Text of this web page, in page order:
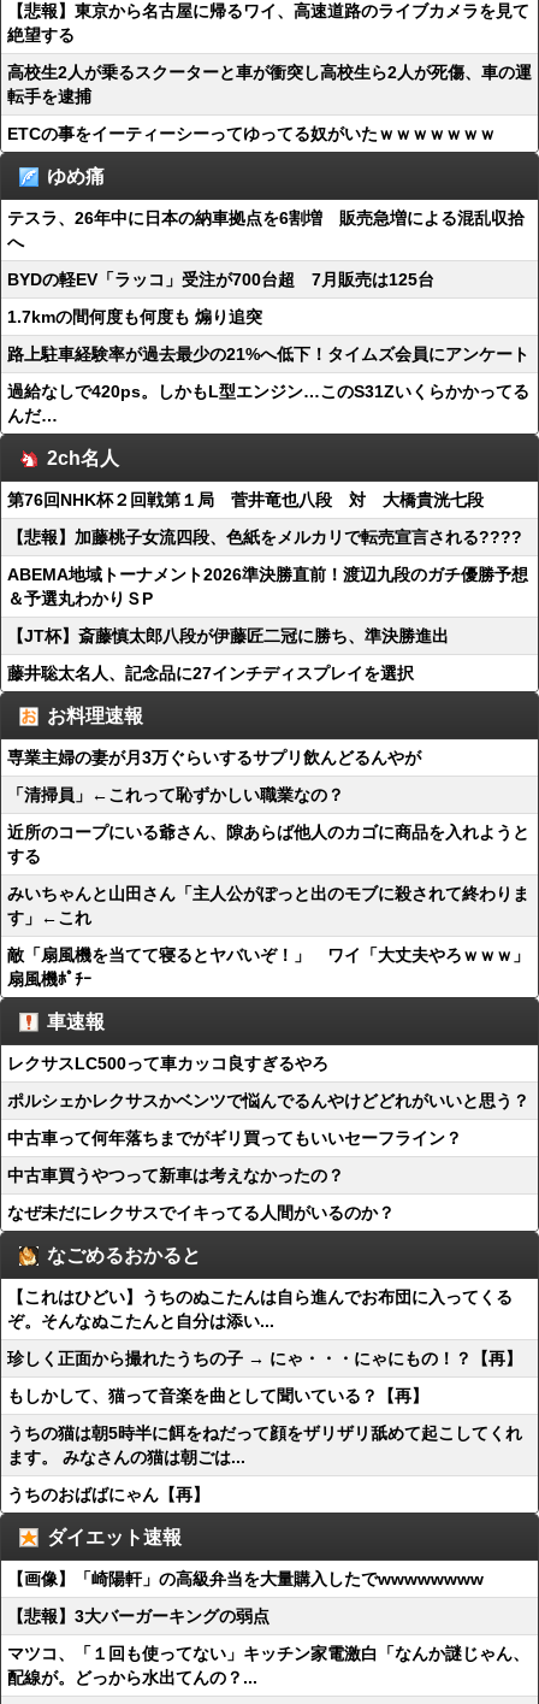
【悲報】東京から名古屋に帰るワイ、高速道路のライブカメラを見て
絶望する
高校生2人が乗るスクーターと車が衝突し高校生ら2人が死傷、車の運
転手を逮捕
ETCの事をイーティーシーってゆってる奴がいたｗｗｗｗｗｗｗ
ゆめ痛
テスラ、26年中に日本の納車拠点を6割増 販売急増による混乱収拾
へ
BYDの軽EV「ラッコ」受注が700台超 7月販売は125台
1.7kmの間何度も何度も 煽り追突
路上駐車経験率が過去最少の21%へ低下！タイムズ会員にアンケート
過給なしで420ps。しかもL型エンジン…このS31Zいくらかかってる
んだ…
2ch名人
第76回NHK杯２回戦第１局 菅井竜也八段 対 大橋貴洸七段
【悲報】加藤桃子女流四段、色紙をメルカリで転売宣言される????
ABEMA地域トーナメント2026準決勝直前！渡辺九段のガチ優勝予想
＆予選丸わかりＳP
【JT杯】斎藤慎太郎八段が伊藤匠二冠に勝ち、準決勝進出
藤井聡太名人、記念品に27インチディスプレイを選択
お料理速報
専業主婦の妻が月3万ぐらいするサプリ飲んどるんやが
「清掃員」←これって恥ずかしい職業なの？
近所のコープにいる爺さん、隙あらば他人のカゴに商品を入れようと
する
みいちゃんと山田さん「主人公がぽっと出のモブに殺されて終わりま
す」←これ
敵「扇風機を当てて寝るとヤバいぞ！」 ワイ「大丈夫やろｗｗｗ」
扇風機ﾎﾟﾁｰ
車速報
レクサスLC500って車カッコ良すぎるやろ
ポルシェかレクサスかベンツで悩んでるんやけどどれがいいと思う？
中古車って何年落ちまでがギリ買ってもいいセーフライン？
中古車買うやつって新車は考えなかったの？
なぜ未だにレクサスでイキってる人間がいるのか？
なごめるおかると
【これはひどい】うちのぬこたんは自ら進んでお布団に入ってくる
ぞ。そんなぬこたんと自分は添い...
珍しく正面から撮れたうちの子 → にゃ・・・にゃにもの！？【再】
もしかして、猫って音楽を曲として聞いている？【再】
うちの猫は朝5時半に餌をねだって顔をザリザリ舐めて起こしてくれ
ます。 みなさんの猫は朝ごは...
うちのおばばにゃん【再】
ダイエット速報
【画像】「崎陽軒」の高級弁当を大量購入したでwwwwwwww
【悲報】3大バーガーキングの弱点
マツコ、「１回も使ってない」キッチン家電激白「なんか謎じゃん、
配線が。どっから水出てんの？...